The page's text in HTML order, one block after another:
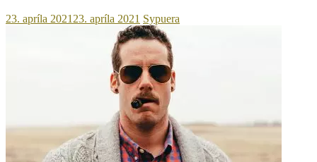
23. apríla 202123. apríla 2021 Sypuera